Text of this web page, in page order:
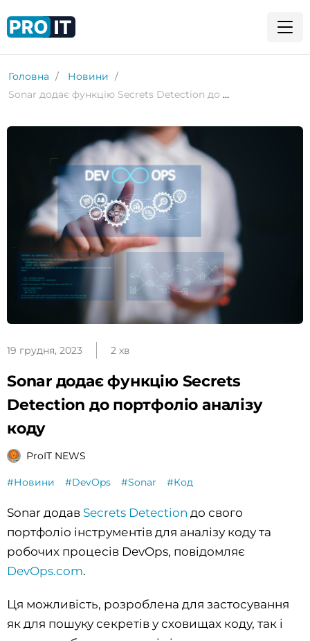
Головна
Новини
Sonar додає функцію Secrets Detection до портфоліо аналізу коду
19 грудня, 2023 2 хв
Sonar додає функцію Secrets
Detection до портфоліо аналізу
коду
ProIT NEWS
#Новини #DevOps #Sonar #Код
Sonar додав Secrets Detection до свого
портфоліо інструментів для аналізу коду та
робочих процесів DevOps, повідомляє
DevOps.com.
Ця можливість, розроблена для застосування
як для пошуку секретів у сховищах коду, так і